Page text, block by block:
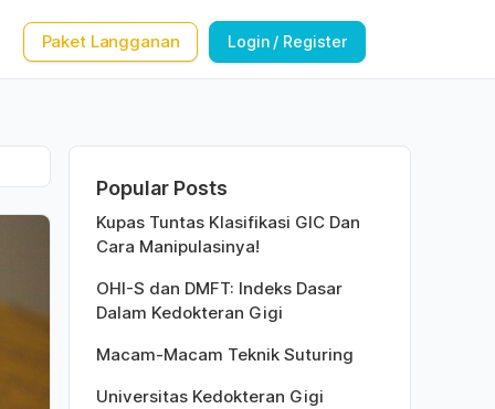
Paket Langganan Login / Register
Popular Posts
Kupas Tuntas Klasifikasi GIC Dan
Cara Manipulasinya!
OHI-S dan DMFT: Indeks Dasar
Dalam Kedokteran Gigi
Macam-Macam Teknik Suturing
Universitas Kedokteran Gigi